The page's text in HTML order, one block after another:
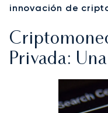
innovación de
Privada: